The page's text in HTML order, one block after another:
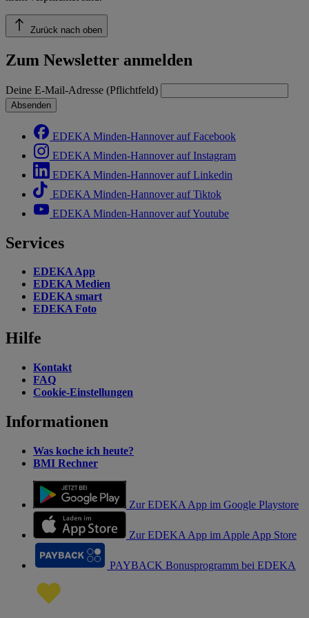
Zurück nach oben
Zum Newsletter anmelden
Deine E-Mail-Adresse (Pflichtfeld)
Absenden
EDEKA Minden-Hannover auf Facebook
EDEKA Minden-Hannover auf Instagram
EDEKA Minden-Hannover auf Linkedin
EDEKA Minden-Hannover auf Tiktok
EDEKA Minden-Hannover auf Youtube
Services
EDEKA App
EDEKA Medien
EDEKA smart
EDEKA Foto
Hilfe
Kontakt
FAQ
Cookie-Einstellungen
Informationen
Was koche ich heute?
BMI Rechner
Zur EDEKA App im Google Playstore
Zur EDEKA App im Apple App Store
PAYBACK Bonusprogramm bei EDEKA